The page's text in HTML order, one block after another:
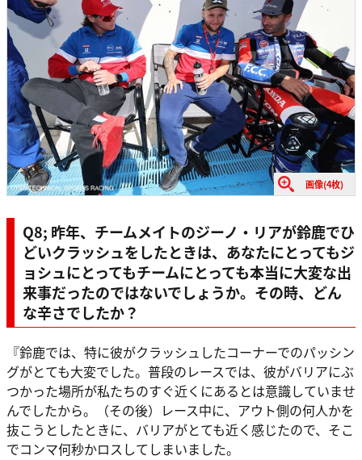
画像(4枚)
Q8; 昨年、チームメイトのジーノ・リアが鈴鹿でひ
どいクラッシュをしたときは、あなたにとってもジ
ョシュにとってもチームにとっても本当に大変な出
来事だったのではないでしょうか。その時、どん
な辛さでしたか？
『鈴鹿では、特に彼がクラッシュしたコーナーでのパッシン
グがとても大変でした。普段のレースでは、彼がバリアにぶ
つかった場所が私たちのすぐ近くにあるとは意識していませ
んでしたから。（その後）レース中に、アウト側の何人かを
抜こうとしたときに、バリアがとても近く感じたので、そこ
でコンマ何秒かロスしてしまいました。